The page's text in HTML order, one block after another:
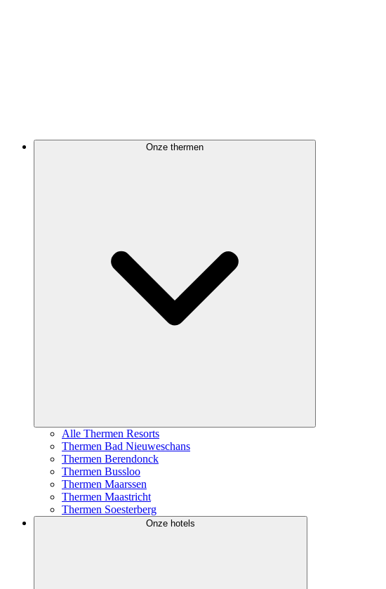
Onze thermen
Alle Thermen Resorts
Thermen Bad Nieuweschans
Thermen Berendonck
Thermen Bussloo
Thermen Maarssen
Thermen Maastricht
Thermen Soesterberg
Onze hotels